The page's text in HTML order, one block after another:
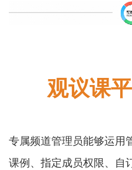
观议课
专属频道管理员能够运用
课例、指定成员权限、自